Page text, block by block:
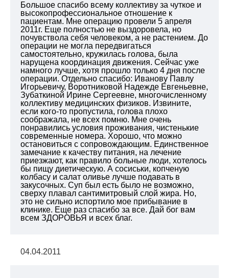
Большое спасибо всему коллективу за чуткое и
высокопрофессиональное отношение к
пациентам. Мне операцию провели 5 апреля
2011г. Еще полностью не выздоровела, но
почувствола себя человеком, а не растением. До
операции не могла передвигаться
самостоятельно, кружилась голова, была
нарущена координация движения. Сейчас уже
намного лучше, хотя прошло только 4 дня после
операции. Отдельно спасибо: Иванову Павлу
Игорьевичу, Воротниковой Надежде Евгеньевне,
Зубаткиной Ирине Сергеевне, многочисленному
коллективу медицинских физиков. Извините,
если кого-то пропустила, голова плохо
соображала, не всех помню. Мне очень
понравились условия проживания, чистенькие
современные номера. Хорошо, что можно
остановиться с сопровождающим. Единственное
замечание к качеству питания, на лечение
приезжают, как правило больные люди, хотелось
бы пищу диетическую. А сосиськи, копченую
колбасу и салат оливье лучше подавать в
закусочных. Суп был есть было не возможно,
сверху плавал сантимитровый слой жира. Но,
это не сильно испортило мое прибывание в
клинике. Еще раз спасибо за все. Дай бог вам
всем ЗДОРОВЬЯ и всех благ.
04.04.2011